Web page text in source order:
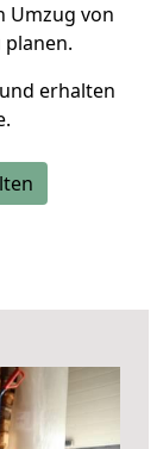
Umzug von
erhalten